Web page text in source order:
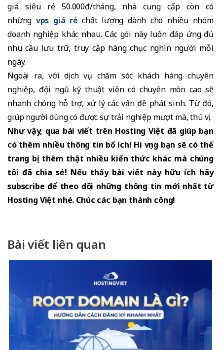
giá siêu rẻ 50.000đ/tháng, nhà cung cấp còn có
những vps giá rẻ chất lượng dành cho nhiều nhóm
doanh nghiệp khác nhau. Các gói này luôn đáp ứng đủ
nhu cầu lưu trữ, truy cập hàng chục nghìn người mỗi
ngày.
Ngoài ra, với dịch vụ chăm sóc khách hàng chuyên
nghiệp, đội ngũ kỹ thuật viên có chuyên môn cao sẽ
nhanh chóng hỗ trợ, xử lý các vấn đề phát sinh. Từ đó,
giúp người dùng có được sự trải nghiệp mượt mà, thú vị.
Như vậy, qua bài viết trên Hosting Việt đã giúp bạn
có thêm nhiều thông tin bổ ích! Hi vọng bạn sẽ có thể
trang bị thêm thật nhiều kiến thức khác mà chúng
tôi đã chia sẻ! Nếu thấy bài viết này hữu ích hãy
subscribe để theo dõi những thông tin mới nhất từ
Hosting Việt nhé. Chúc các bạn thành công!
Bài viết liên quan